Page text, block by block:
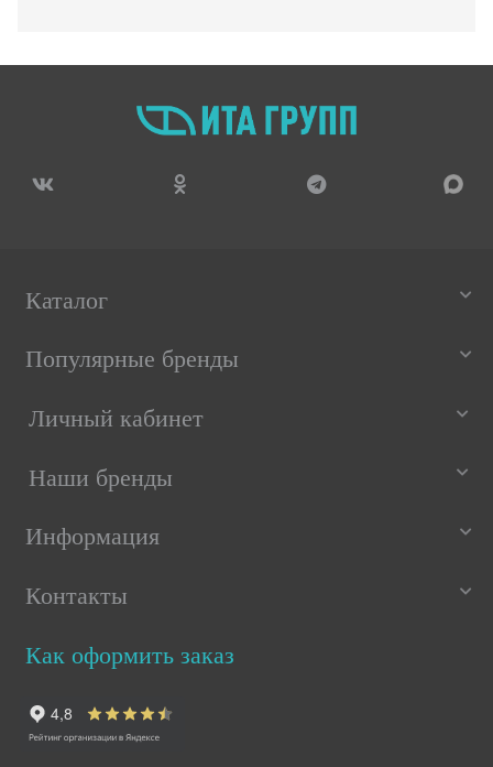
Каталог
Популярные бренды
Личный кабинет
Наши бренды
Информация
Контакты
Как оформить заказ